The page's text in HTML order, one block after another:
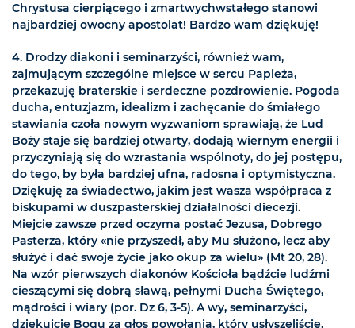
Chrystusa cierpiącego i zmartwychwstałego stanowi
najbardziej owocny apostolat! Bardzo wam dziękuję!
4. Drodzy diakoni i seminarzyści, również wam,
zajmującym szczególne miejsce w sercu Papieża,
przekazuję braterskie i serdeczne pozdrowienie. Pogoda
ducha, entuzjazm, idealizm i zachęcanie do śmiałego
stawiania czoła nowym wyzwaniom sprawiają, że Lud
Boży staje się bardziej otwarty, dodają wiernym energii i
przyczyniają się do wzrastania wspólnoty, do jej postępu,
do tego, by była bardziej ufna, radosna i optymistyczna.
Dziękuję za świadectwo, jakim jest wasza współpraca z
biskupami w duszpasterskiej działalności diecezji.
Miejcie zawsze przed oczyma postać Jezusa, Dobrego
Pasterza, który «nie przyszedł, aby Mu służono, lecz aby
służyć i dać swoje życie jako okup za wielu» (Mt 20, 28).
Na wzór pierwszych diakonów Kościoła bądźcie ludźmi
cieszącymi się dobrą sławą, pełnymi Ducha Świętego,
mądrości i wiary (por. Dz 6, 3-5). A wy, seminarzyści,
dziękujcie Bogu za głos powołania, który usłyszeliście.